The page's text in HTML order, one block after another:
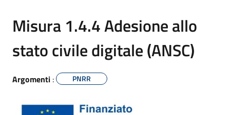
Misura 1.4.4 Adesione allo
stato civile digitale (ANSC)
Argomenti : PNRR